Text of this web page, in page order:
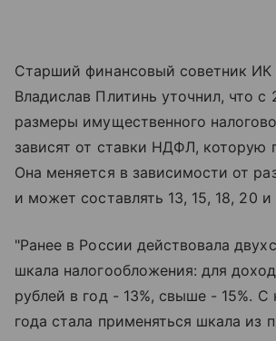
Старший финансовый советник ИК
Владислав Плитинь уточнил, что с
размеры имущественного
зависят от ставки НДФЛ, которую
Она меняется в зависимости от
и может составлять 13, 15, 18, 20 и
"Ранее в России действовала
шкала налогообложения: для
рублей в год - 13%, свыше - 15%. С
года стала применяться шкала из